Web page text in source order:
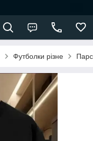
Футболки різне